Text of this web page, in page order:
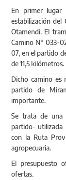
En primer
estabilización del
Otamendi. El
Camino N° 033-
07, en el partido
de 11,5 kilómetros.
Dicho camino es
partido de
importante.
Se trata de una
partido- utilizada
con la Ruta
agropecuaria.
El presupuesto
ofertas.